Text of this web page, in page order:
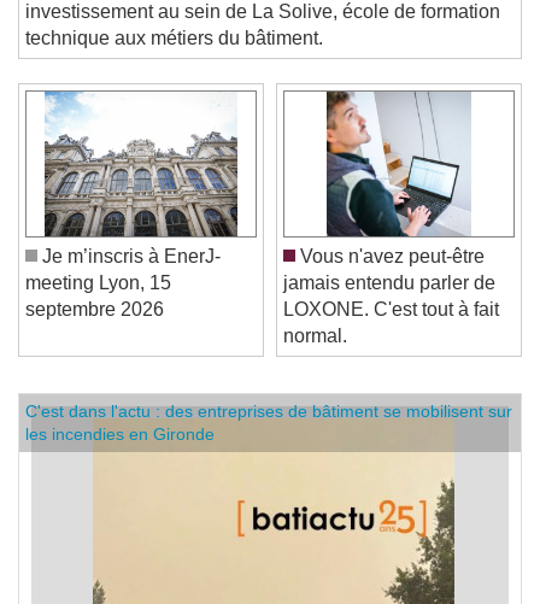
investissement au sein de La Solive, école de formation
technique aux métiers du bâtiment.
Je m’inscris à EnerJ-
meeting Lyon, 15
septembre 2026
Vous n'avez peut-être
jamais entendu parler de
LOXONE. C'est tout à fait
normal.
C'est dans l'actu : des entreprises de bâtiment se mobilisent sur
les incendies en Gironde